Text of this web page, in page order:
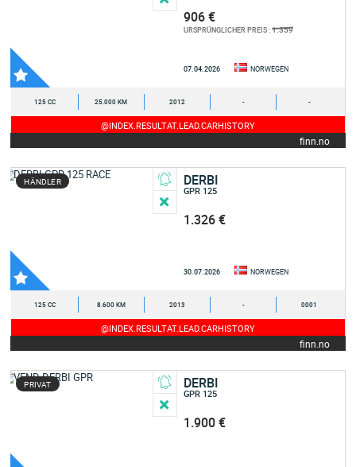
906 €
URSPRÜNGLICHER PREIS :1.359
07.04.2026 NORWEGEN
125 CC 25.000 KM 2012 - -
@INDEX.RESULTAT.LEAD.CARHISTORY
finn.no
HÄNDLER DERBI
GPR 125
1.326 €
30.07.2026 NORWEGEN
125 CC 8.600 KM 2013 - 0001
@INDEX.RESULTAT.LEAD.CARHISTORY
finn.no
PRIVAT DERBI
GPR 125
1.900 €